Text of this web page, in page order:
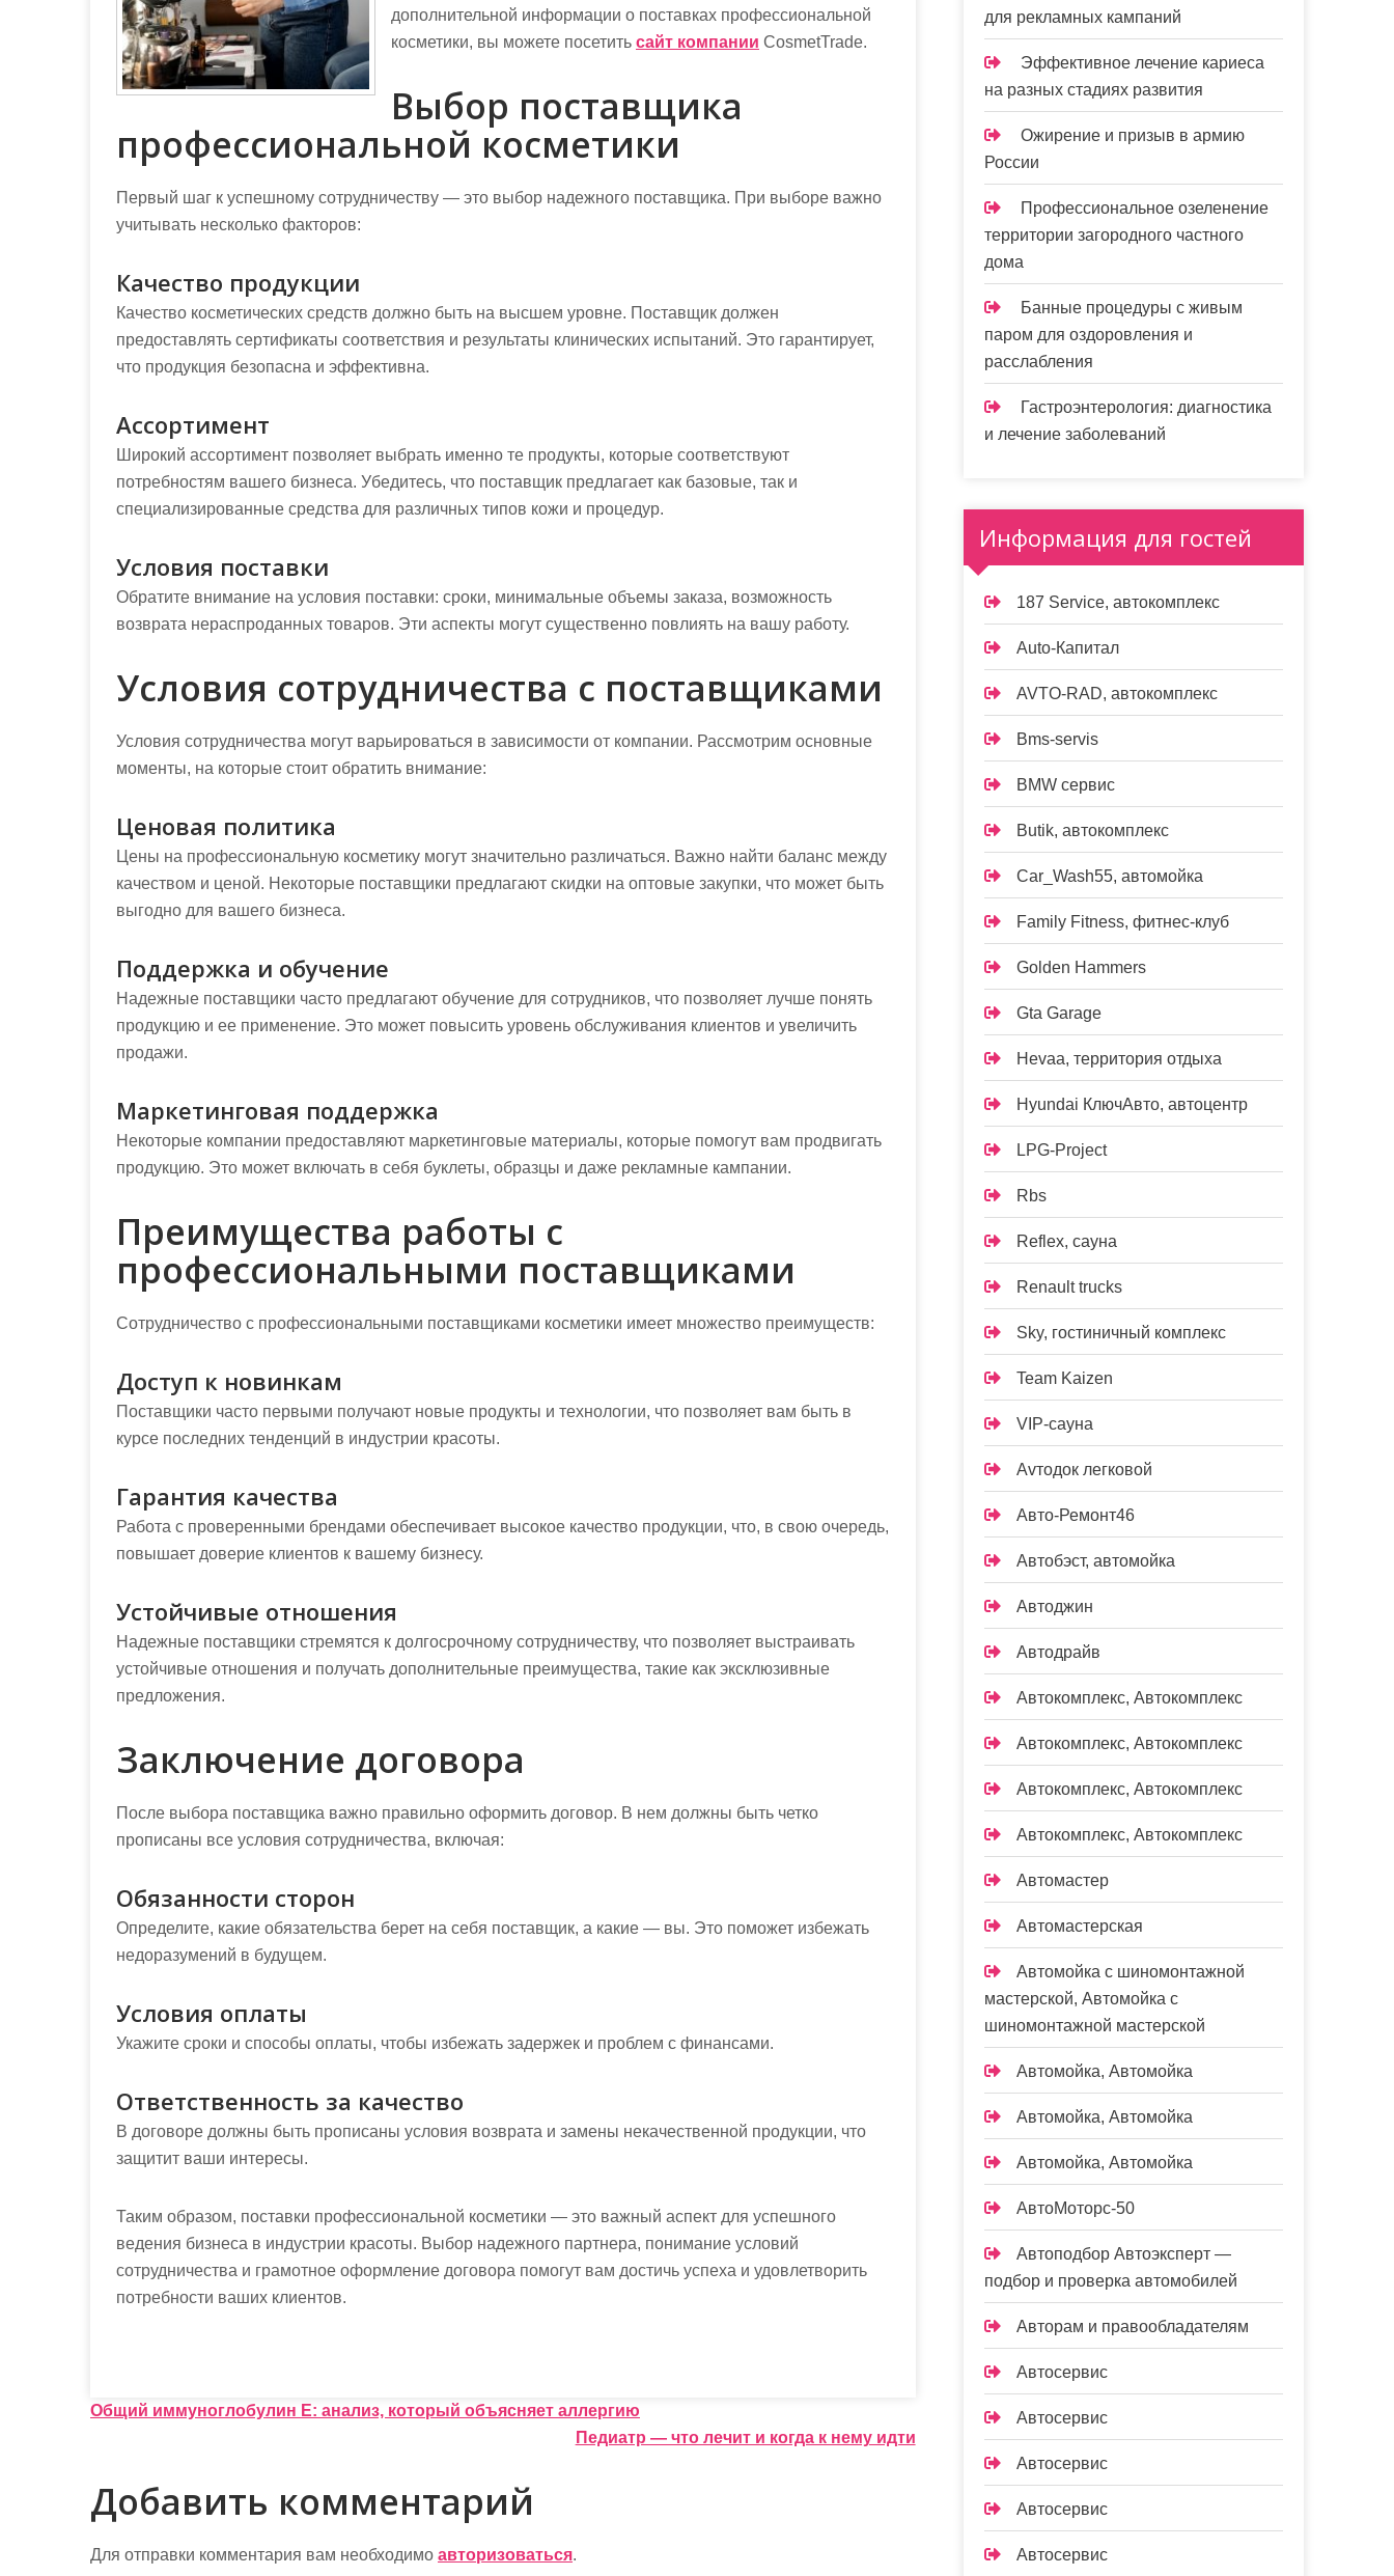
дополнительной информации о поставках профессиональной
косметики, вы можете посетить сайт компании CosmetTrade.
Выбор поставщика
профессиональной косметики
Первый шаг к успешному сотрудничеству — это выбор надежного поставщика. При выборе важно
учитывать несколько факторов:
Качество продукции
Качество косметических средств должно быть на высшем уровне. Поставщик должен
предоставлять сертификаты соответствия и результаты клинических испытаний. Это гарантирует,
что продукция безопасна и эффективна.
Ассортимент
Широкий ассортимент позволяет выбрать именно те продукты, которые соответствуют
потребностям вашего бизнеса. Убедитесь, что поставщик предлагает как базовые, так и
специализированные средства для различных типов кожи и процедур.
Условия поставки
Обратите внимание на условия поставки: сроки, минимальные объемы заказа, возможность
возврата нераспроданных товаров. Эти аспекты могут существенно повлиять на вашу работу.
Условия сотрудничества с поставщиками
Условия сотрудничества могут варьироваться в зависимости от компании. Рассмотрим основные
моменты, на которые стоит обратить внимание:
Ценовая политика
Цены на профессиональную косметику могут значительно различаться. Важно найти баланс между
качеством и ценой. Некоторые поставщики предлагают скидки на оптовые закупки, что может быть
выгодно для вашего бизнеса.
Поддержка и обучение
Надежные поставщики часто предлагают обучение для сотрудников, что позволяет лучше понять
продукцию и ее применение. Это может повысить уровень обслуживания клиентов и увеличить
продажи.
Маркетинговая поддержка
Некоторые компании предоставляют маркетинговые материалы, которые помогут вам продвигать
продукцию. Это может включать в себя буклеты, образцы и даже рекламные кампании.
Преимущества работы с
профессиональными поставщиками
Сотрудничество с профессиональными поставщиками косметики имеет множество преимуществ:
Доступ к новинкам
Поставщики часто первыми получают новые продукты и технологии, что позволяет вам быть в
курсе последних тенденций в индустрии красоты.
Гарантия качества
Работа с проверенными брендами обеспечивает высокое качество продукции, что, в свою очередь,
повышает доверие клиентов к вашему бизнесу.
Устойчивые отношения
Надежные поставщики стремятся к долгосрочному сотрудничеству, что позволяет выстраивать
устойчивые отношения и получать дополнительные преимущества, такие как эксклюзивные
предложения.
Заключение договора
После выбора поставщика важно правильно оформить договор. В нем должны быть четко
прописаны все условия сотрудничества, включая:
Обязанности сторон
Определите, какие обязательства берет на себя поставщик, а какие — вы. Это поможет избежать
недоразумений в будущем.
Условия оплаты
Укажите сроки и способы оплаты, чтобы избежать задержек и проблем с финансами.
Ответственность за качество
В договоре должны быть прописаны условия возврата и замены некачественной продукции, что
защитит ваши интересы.
Таким образом, поставки профессиональной косметики — это важный аспект для успешного
ведения бизнеса в индустрии красоты. Выбор надежного партнера, понимание условий
сотрудничества и грамотное оформление договора помогут вам достичь успеха и удовлетворить
потребности ваших клиентов.
Н
в
и
Общий иммуноглобулин Е: анализ, который объясняет аллергию
Педиатр — что лечит и когда к нему идти
Добавить комментарий
Для отправки комментария вам необходимо авторизоваться.
для рекламных кампаний
Эффективное лечение кариеса
на разных стадиях развития
Ожирение и призыв в армию
России
Профессиональное озеленение
территории загородного частного
дома
Банные процедуры с живым
паром для оздоровления и
расслабления
Гастроэнтерология: диагностика
и лечение заболеваний
Информация для гостей
187 Service, автокомплекс
Auto-Капитал
AVTO-RAD, автокомплекс
Bms-servis
BMW сервис
Butik, автокомплекс
Car_Wash55, автомойка
Family Fitness, фитнес-клуб
Golden Hammers
Gta Garage
Hevaa, территория отдыха
Hyundai КлючАвто, автоцентр
LPG-Project
Rbs
Reflex, сауна
Renault trucks
Sky, гостиничный комплекс
Team Kaizen
VIP-сауна
Аvтодок легковой
Авто-Ремонт46
Автобэст, автомойка
Автоджин
Автодрайв
Автокомплекс, Автокомплекс
Автокомплекс, Автокомплекс
Автокомплекс, Автокомплекс
Автокомплекс, Автокомплекс
Автомастер
Автомастерская
Автомойка с шиномонтажной
мастерской, Автомойка с
шиномонтажной мастерской
Автомойка, Автомойка
Автомойка, Автомойка
Автомойка, Автомойка
АвтоМоторс-50
Автоподбор Автоэксперт —
подбор и проверка автомобилей
Авторам и правообладателям
Автосервис
Автосервис
Автосервис
Автосервис
Автосервис